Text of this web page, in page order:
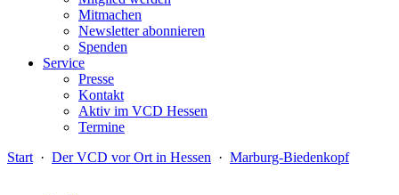
Mitmachen
Newsletter abonnieren
Spenden
Service
Presse
Kontakt
Aktiv im VCD Hessen
Termine
Start · Der VCD vor Ort in Hessen · Marburg-Biedenkopf